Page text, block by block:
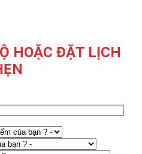
HOẶC ĐẶT LỊCH